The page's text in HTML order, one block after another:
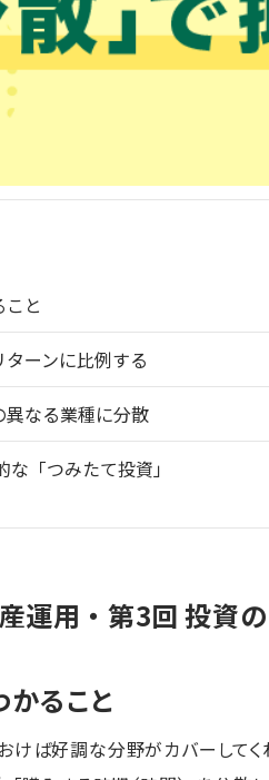
と
ーンに比例する
なる業種に分散
「つみたて投資」
運用・第3回 投資
ること
おけば好調な分野がカバーして